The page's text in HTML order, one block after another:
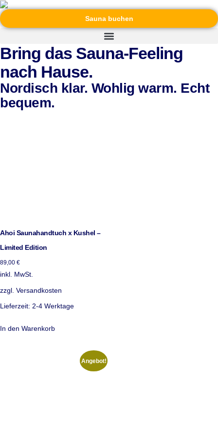
Sauna buchen
Bring das Sauna-Feeling
nach Hause.
Nordisch klar. Wohlig warm. Echt
bequem.
Ahoi Saunahandtuch x Kushel –
Limited Edition
89,00 €
inkl. MwSt.
zzgl. Versandkosten
Lieferzeit: 2-4 Werktage
In den Warenkorb
Angebot!